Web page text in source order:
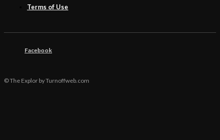
Terms of Use
Facebook
© The Explor by Turnoffweb.com